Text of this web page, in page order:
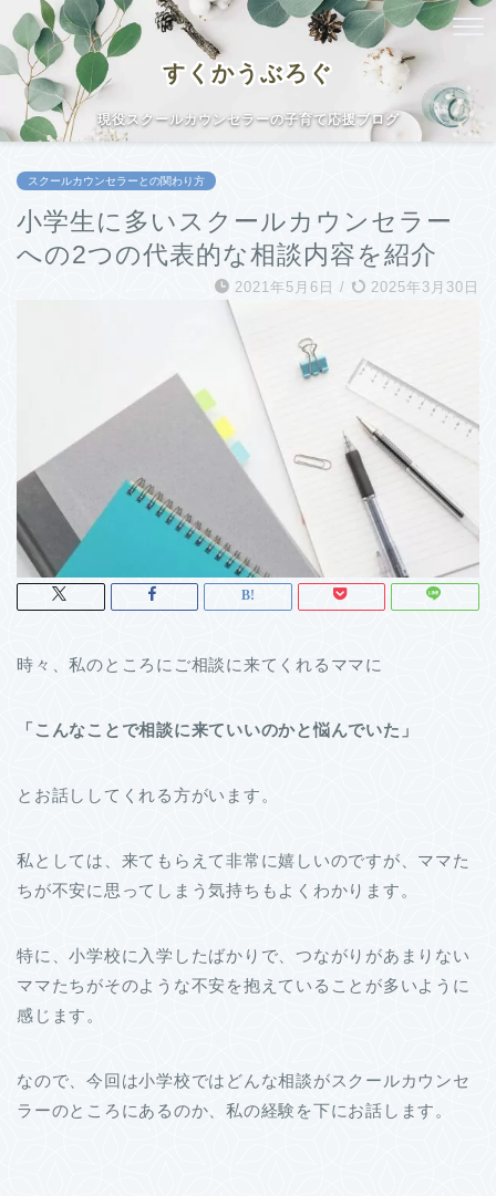
すくかうぶろぐ
現役スクールカウンセラーの子育て応援ブログ
スクールカウンセラーとの関わり方
小学生に多いスクールカウンセラー
への2つの代表的な相談内容を紹介
2021年5月6日 / 2025年3月30日
時々、私のところにご相談に来てくれるママに
「こんなことで相談に来ていいのかと悩んでいた」
とお話ししてくれる方がいます。
私としては、来てもらえて非常に嬉しいのですが、ママた
ちが不安に思ってしまう気持ちもよくわかります。
特に、小学校に入学したばかりで、つながりがあまりない
ママたちがそのような不安を抱えていることが多いように
感じます。
なので、今回は小学校ではどんな相談がスクールカウンセ
ラーのところにあるのか、私の経験を下にお話します。